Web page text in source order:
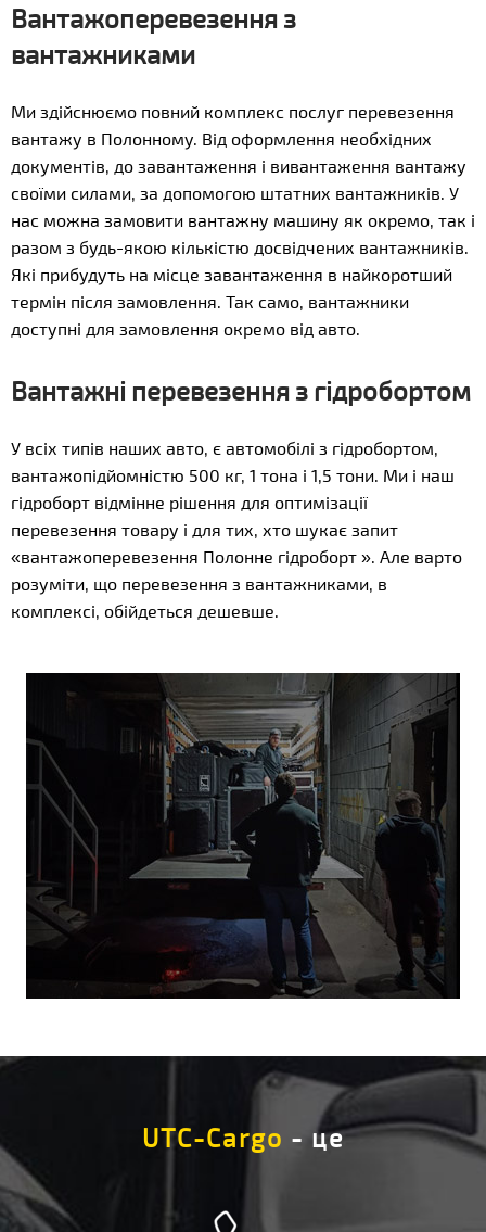
Вантажоперевезення з
вантажниками
Ми здійснюємо повний комплекс послуг перевезення
вантажу в Полонному. Від оформлення необхідних
документів, до завантаження і вивантаження вантажу
своїми силами, за допомогою штатних вантажників. У
нас можна замовити вантажну машину як окремо, так і
разом з будь-якою кількістю досвідчених вантажників.
Які прибудуть на місце завантаження в найкоротший
термін після замовлення. Так само, вантажники
доступні для замовлення окремо від авто.
Вантажні перевезення з гідробортом
У всіх типів наших авто, є автомобілі з гідробортом,
вантажопідйомністю 500 кг, 1 тона і 1,5 тони. Ми і наш
гідроборт відмінне рішення для оптимізації
перевезення товару і для тих, хто шукає запит
«вантажоперевезення Полонне гідроборт ». Але варто
розуміти, що перевезення з вантажниками, в
комплексі, обійдеться дешевше.
UTC-Cargo - це